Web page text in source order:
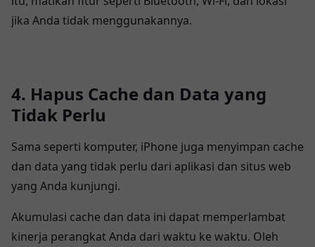
jika Anda tidak menggunakannya.
4. Hapus Cache dan Data yang
Tidak Perlu
Sama seperti komputer, iPhone juga menyimpan cache
dan data yang tidak perlu dari aplikasi dan situs web
yang Anda kunjungi.
Akumulasi cache dan data ini dapat memperlambat
kinerja perangkat Anda dari waktu ke waktu. Oleh